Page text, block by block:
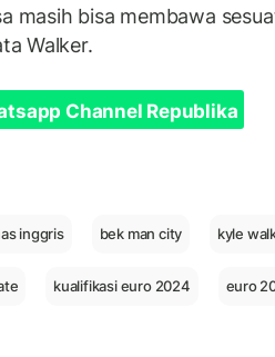
masih bisa membawa
Walker.
Channel Republika
inggris bek man city kyle
kualifikasi euro 2024 euro